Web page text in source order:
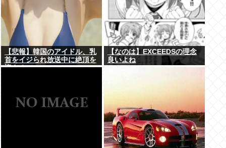
【悲報】韓国のアイドル、乳
首をイジられ放送中に絶頂を
迎える...
【なのは】EXCEEDSの理念
良いよね